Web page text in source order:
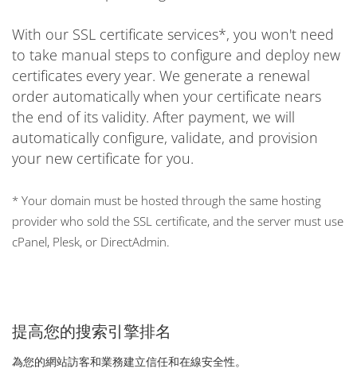
With our SSL certificate services*, you won't need
to take manual steps to configure and deploy new
certificates every year. We generate a renewal
order automatically when your certificate nears
the end of its validity. After payment, we will
automatically configure, validate, and provision
your new certificate for you.
* Your domain must be hosted through the same hosting
provider who sold the SSL certificate, and the server must use
cPanel, Plesk, or DirectAdmin.
提高您的搜索引擎排名
為您的網站訪客和業務建立信任和在線安全性。